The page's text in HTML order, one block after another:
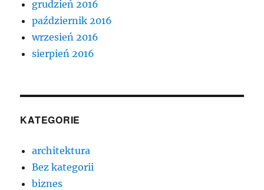
grudzień 2016
październik 2016
wrzesień 2016
sierpień 2016
KATEGORIE
architektura
Bez kategorii
biznes